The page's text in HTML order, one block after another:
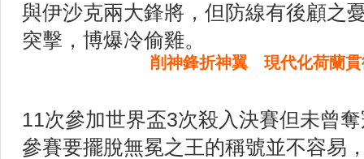
與伊沙克兩大鋒將，但防線有後顧之
突擊，博爆冷偷雞。
削神鋒折神翼 現代化荷蘭貫
11次參加世界盃3次殺入決賽但未曾
參賽要擺脫無冕之王的稱號並不容易